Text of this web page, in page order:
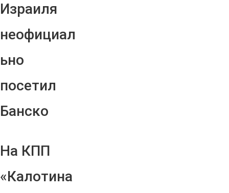
Израиля
неофициал
ьно
посетил
Банско
На КПП
«Калотина